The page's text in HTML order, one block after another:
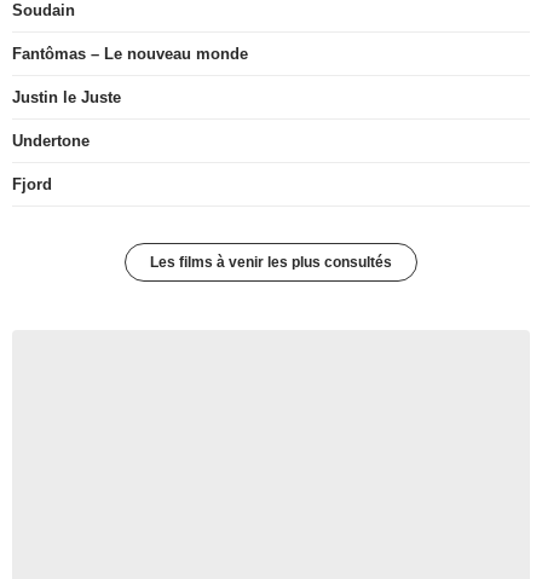
Soudain
Fantômas – Le nouveau monde
Justin le Juste
Undertone
Fjord
Les films à venir les plus consultés